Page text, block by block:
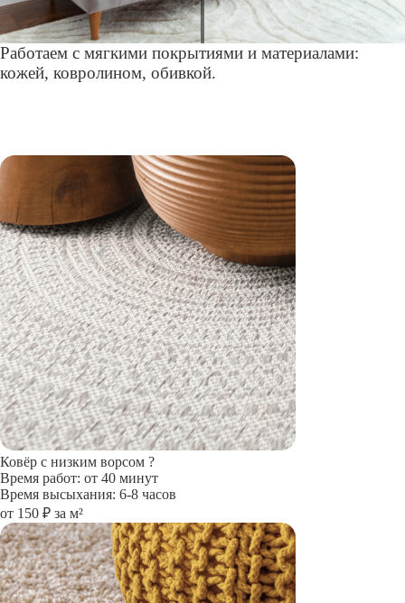
Работаем с мягкими покрытиями и материалами:
кожей, ковролином, обивкой.
Ковёр с низким ворсом ?
Время работ: от 40 минут
Время высыхания: 6-8 часов
от 150 ₽ за м²